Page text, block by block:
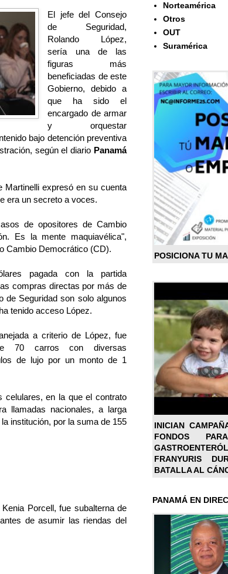
El jefe del Consejo
de Seguridad,
Rolando López,
sería una de las
figuras más
beneficiadas de este
Gobierno, debido a
que ha sido el
encargado de armar
y orquestar
bajo detención preventiva
según el diario Panamá
Martinelli expresó en su cuenta
era un secreto a voces.
de opositores de Cambio
Es la mente maquiavélica",
Cambio Democrático (CD).
pagada con la partida
compras directas por más de
de Seguridad son solo algunos
tenido acceso López.
a criterio de López, fue
70 carros con diversas
de lujo por un monto de 1
celulares, en la que el contrato
llamadas nacionales, a larga
institución, por la suma de 155
Porcell, fue subalterna de
de asumir las riendas del
Norteamérica
Otros
OUT
Suramérica
POSICIONA TU
INICIAN
FONDOS
FRANYURIS
BATALLA AL
PANAMÁ EN